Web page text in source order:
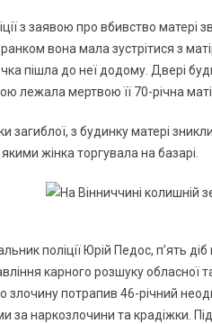
з заявою про вбивство матері
вона мала зустрітися з
пішла до неї додому. Двері
лежала мертвою її 70-річна
загиблої, з будинку матері
жінка торгувала на базарі.
поліції Юрій Педос, п’ять
карного розшуку обласної
злочину потрапив 46-річний
за наркозлочини та крадіжки.